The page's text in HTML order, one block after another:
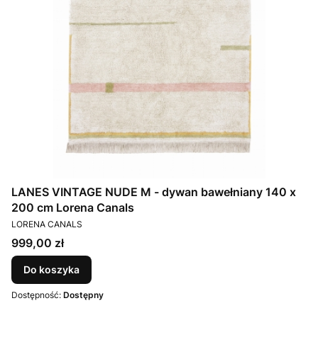
LANES VINTAGE NUDE M - dywan bawełniany 140 x
200 cm Lorena Canals
PRODUCENT
LORENA CANALS
Cena
999,00 zł
Do koszyka
Dostępność: Dostępny